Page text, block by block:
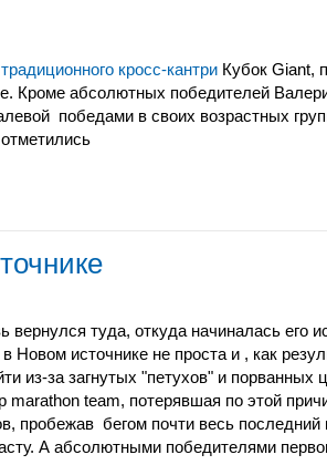
кросс-кантри Кубок Giant,
Кроме абсолютных победителей
победами в своих возрастных
вернулся туда, откуда начиналась его
Новом источнике не проста и , как
из-за загнутых "петухов" и порванных
team, потерявшая по этой
пробежав бегом почти весь последний
А абсолютными победителями